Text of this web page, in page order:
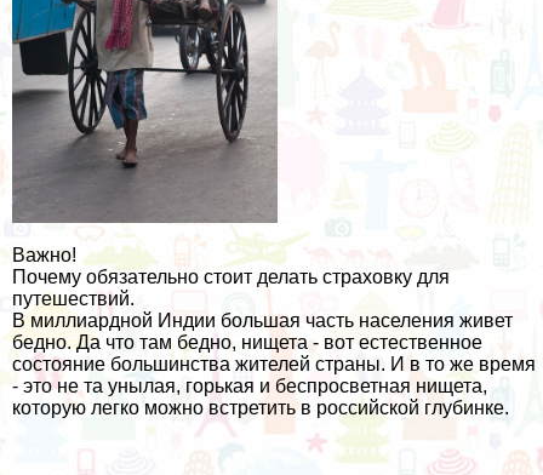
Важно!
Почему обязательно стоит делать страховку для
путешествий.
В миллиардной Индии большая часть населения живет
бедно. Да что там бедно, нищета - вот естественное
состояние большинства жителей страны. И в то же время
- это не та унылая, горькая и беспросветная нищета,
которую легко можно встретить в российской глубинке.